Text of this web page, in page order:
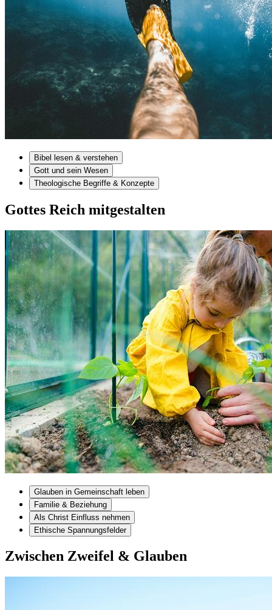
Bibel lesen & verstehen
Gott und sein Wesen
Theologische Begriffe & Konzepte
Gottes Reich mitgestalten
Glauben in Gemeinschaft leben
Familie & Beziehung
Als Christ Einfluss nehmen
Ethische Spannungsfelder
Zwischen Zweifel & Glauben